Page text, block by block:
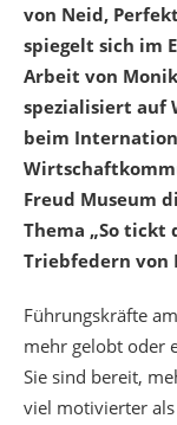
von Neid,
spiegelt sich im
Arbeit von
spezialisiert auf
beim
Freud Museum
Thema „So tickt
Triebfedern von
Führungskräfte
mehr gelobt oder
Sie sind bereit,
viel motivierter als